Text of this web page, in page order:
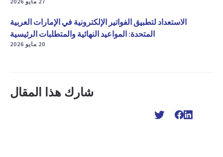
الاستعداد لتطبيق الفواتير الإلكترونية في الإمارات العربية
المتحدة: المواعيد النهائية والمتطلبات الرئيسية
20 مايو 2026
شارك هذا المقال